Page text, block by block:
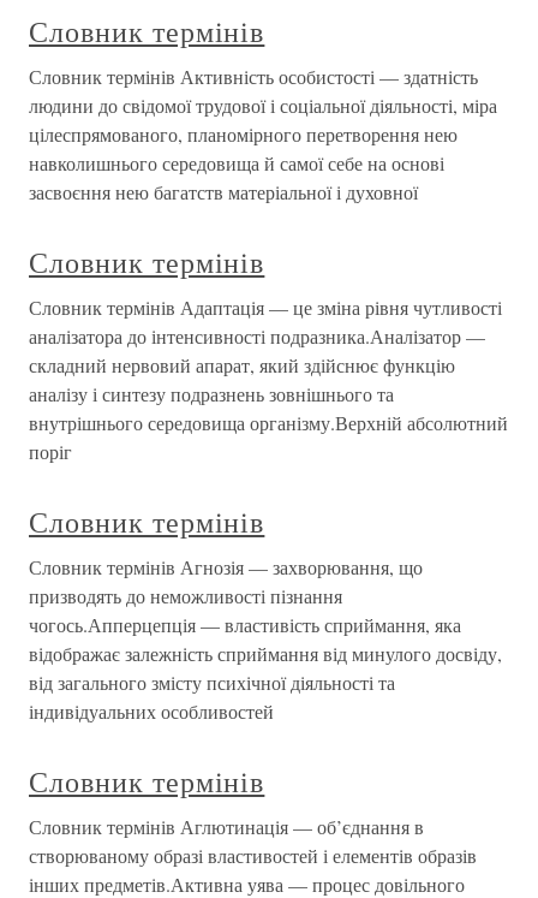
Словник термінів
Словник термінів Активність особистості — здатність
людини до свідомої трудової і соціальної діяльності, міра
цілеспрямованого, планомірного перетворення нею
навколишнього середовища й самої себе на основі
засвоєння нею багатств матеріальної і духовної
Словник термінів
Словник термінів Адаптація — це зміна рівня чутливості
аналізатора до інтенсивності подразника.Аналізатор —
складний нервовий апарат, який здійснює функцію
аналізу і синтезу подразнень зовнішнього та
внутрішнього середовища організму.Верхній абсолютний
поріг
Словник термінів
Словник термінів Агнозія — захворювання, що
призводять до неможливості пізнання
чогось.Апперцепція — властивість сприймання, яка
відображає залежність сприймання від минулого досвіду,
від загального змісту психічної діяльності та
індивідуальних особливостей
Словник термінів
Словник термінів Аглютинація — об’єднання в
створюваному образі властивостей і елементів образів
інших предметів.Активна уява — процес довільного